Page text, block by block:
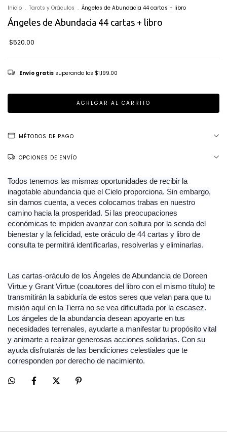
Inicio . Tarots y Oráculos . Ángeles de Abundacia 44 cartas + libro
Ángeles de Abundacia 44 cartas + libro
$520.00
Envío gratis superando los $1,199.00
MÉTODOS DE PAGO
OPCIONES DE ENVÍO
Todos tenemos las mismas oportunidades de recibir la
inagotable abundancia que el Cielo proporciona. Sin embargo,
sin darnos cuenta, a veces colocamos trabas en nuestro
camino hacia la prosperidad. Si las preocupaciones
económicas te impiden avanzar con soltura por la senda del
bienestar y la felicidad, este oráculo de 44 cartas y libro de
consulta te permitirá identificarlas, resolverlas y eliminarlas.
Las cartas-oráculo de los Ángeles de Abundancia de Doreen
Virtue y Grant Virtue (coautores del libro con el mismo título) te
transmitirán la sabiduría de estos seres que velan para que tu
misión aquí en la Tierra no se vea dificultada por la escasez.
Los ángeles de la abundancia desean apoyarte en tus
necesidades terrenales, ayudarte a manifestar tu propósito vital
y animarte a realizar generosas acciones solidarias. Con su
ayuda disfrutarás de las bendiciones celestiales que te
corresponden por derecho de nacimiento.